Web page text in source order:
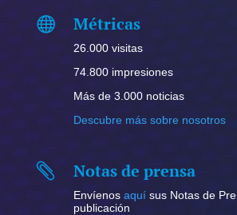
 Métricas
26.000 visitas
74.800 impresiones
Más de 3.000 noticias
Descubre más sobre nosotros
 Notas de prensa
Envíenos aquísus Notas de
publicación